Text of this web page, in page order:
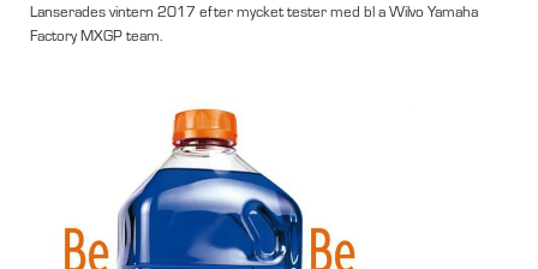
Lanserades vintern 2017 efter mycket tester med bl a Wilvo Yamaha
Factory MXGP team.